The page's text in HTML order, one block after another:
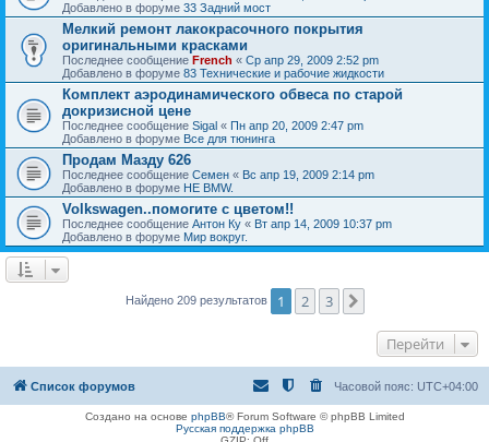
Добавлено в форуме 33 Задний мост
Мелкий ремонт лакокрасочного покрытия
оригинальными красками
Последнее сообщение French « Ср апр 29, 2009 2:52 pm
Добавлено в форуме 83 Технические и рабочие жидкости
Комплект аэродинамического обвеса по старой
докризисной цене
Последнее сообщение Sigal « Пн апр 20, 2009 2:47 pm
Добавлено в форуме Все для тюнинга
Продам Мазду 626
Последнее сообщение Семен « Вс апр 19, 2009 2:14 pm
Добавлено в форуме НЕ BMW.
Volkswagen..помогите с цветом!!
Последнее сообщение Антон Ку « Вт апр 14, 2009 10:37 pm
Добавлено в форуме Мир вокруг.
Найдено 209 результатов 1 2 3
Перейти
Список форумов Часовой пояс: UTC+04:00
Создано на основе phpBB® Forum Software © phpBB Limited
Русская поддержка phpBB